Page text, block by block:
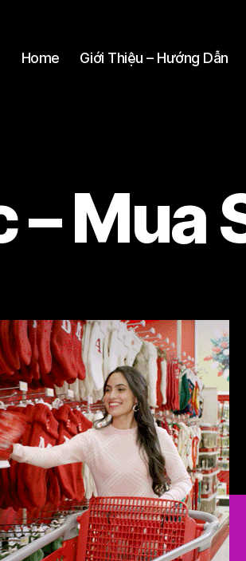
Home Giới Thiệu – Hướng Dẫn
– Mua